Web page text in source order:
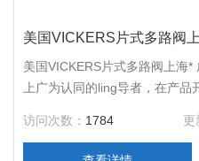
美国VICKERS片式多路阀
美国VICKERS片式多路阀上海
上广为认同的ling导者，在产品
州的Eden Prairie，在*范围内
流体动力比以往更*。在1999
访问次数： 1784 更